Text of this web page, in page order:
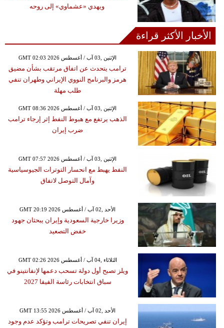
ويهدي «عشماوي» إلى روحه
الأخبار الأكثر قراءة
GMT 02:03 2026 الإثنين ,03 آب / أغسطس
ترامب يتحدث عن اتفاق مرتقب بشأن مضيق
هرمز والبرنامج النووي الإيراني وطهران تنفي
طلب مهلة
GMT 08:36 2026 الإثنين ,03 آب / أغسطس
الذهب يرتفع مع هبوط النفط إثر إرجاء ترامب
ضرب إيران
GMT 07:57 2026 الإثنين ,03 آب / أغسطس
النفط يهبط مع انحسار التوترات الجيوسياسية
وآمال التوصل لاتفاق
GMT 20:19 2026 الأحد ,02 آب / أغسطس
وزيرا خارجية السعودية وإيران يبحثان جهود
خفض التصعيد
GMT 02:26 2026 الثلاثاء ,04 آب / أغسطس
ويلز تصبح أول دولة تسحب دعمها لإنفانتينو في
سباق انتخابات رئاسة الفيفا 2027
GMT 13:55 2026 الأحد ,02 آب / أغسطس
إيران تنفي تصريحات ترامب وتؤكد عدم وجود